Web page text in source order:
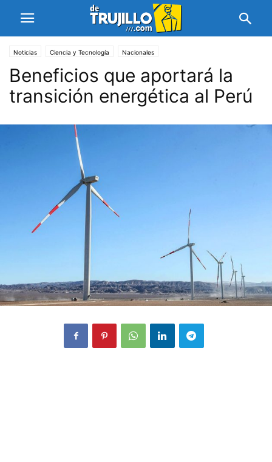
Noticias Ciencia y Tecnología Nacionales
Beneficios que aportará la
transición energética al Perú